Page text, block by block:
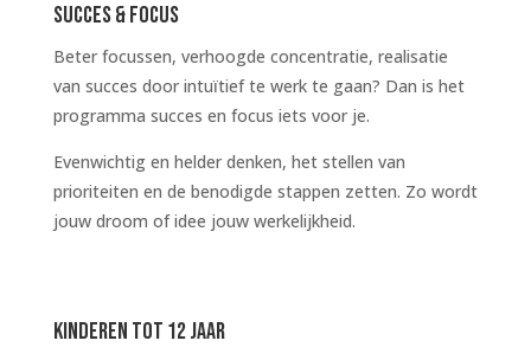
SUCCES & FOCUS
Beter focussen, verhoogde concentratie, realisatie
van succes door intuïtief te werk te gaan? Dan is het
programma succes en focus iets voor je.
Evenwichtig en helder denken, het stellen van
prioriteiten en de benodigde stappen zetten. Zo wordt
jouw droom of idee jouw werkelijkheid.
KINDEREN TOT 12 JAAR